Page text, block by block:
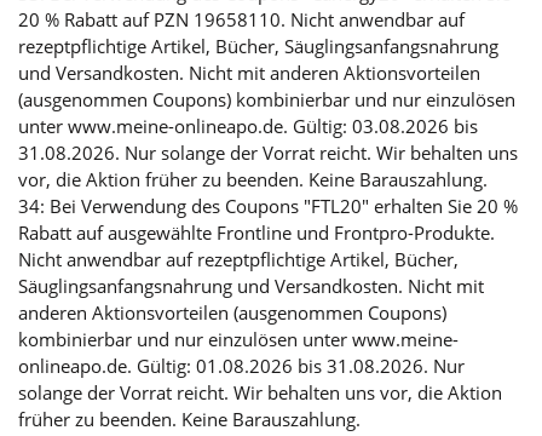
20 % Rabatt auf PZN 19658110. Nicht anwendbar auf
rezeptpflichtige Artikel, Bücher, Säuglingsanfangsnahrung
und Versandkosten. Nicht mit anderen Aktionsvorteilen
(ausgenommen Coupons) kombinierbar und nur einzulösen
unter www.meine-onlineapo.de. Gültig: 03.08.2026 bis
31.08.2026. Nur solange der Vorrat reicht. Wir behalten uns
vor, die Aktion früher zu beenden. Keine Barauszahlung.
34: Bei Verwendung des Coupons "FTL20" erhalten Sie 20 %
Rabatt auf ausgewählte Frontline und Frontpro-Produkte.
Nicht anwendbar auf rezeptpflichtige Artikel, Bücher,
Säuglingsanfangsnahrung und Versandkosten. Nicht mit
anderen Aktionsvorteilen (ausgenommen Coupons)
kombinierbar und nur einzulösen unter www.meine-
onlineapo.de. Gültig: 01.08.2026 bis 31.08.2026. Nur
solange der Vorrat reicht. Wir behalten uns vor, die Aktion
früher zu beenden. Keine Barauszahlung.